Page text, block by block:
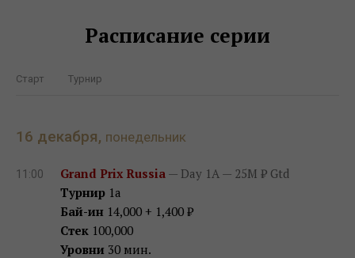
Расписание серии
Старт Турнир
16 декабря, понедельник
11:00 Grand Prix Russia — Day 1A — 25M ₽ Gtd
Турнир 1a
Бай-ин 14,000 + 1,400 ₽
Стек 100,000
Уровни 30 мин.